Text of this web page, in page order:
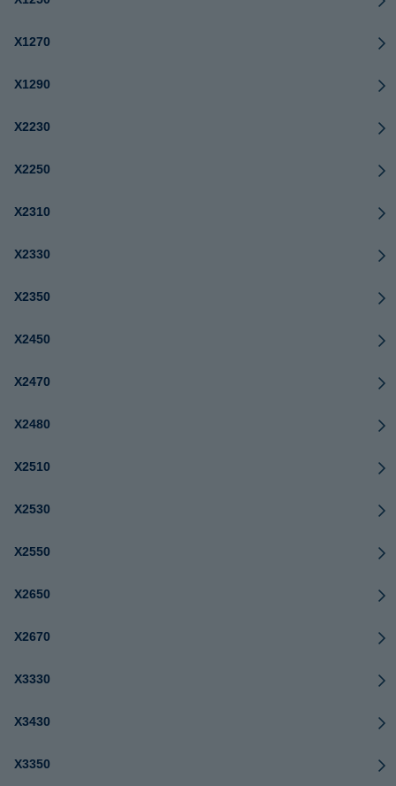
X1270
X1290
X2230
X2250
X2310
X2330
X2350
X2450
X2470
X2480
X2510
X2530
X2550
X2650
X2670
X3330
X3430
X3350